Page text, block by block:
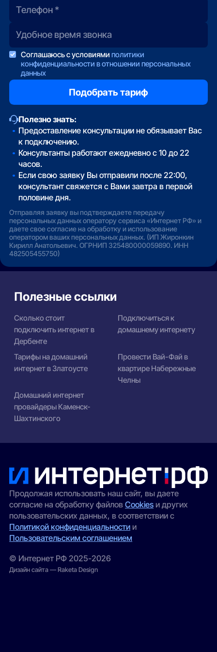
Соглашаюсь с условиями политики
конфиденциальности в отношении персональных
данных
Полезно знать:
Предоставление консультации не обязывает Вас
к подключению.
Консультанты работают ежедневно с 10 до 22
часов.
Если свою заявку Вы отправили после 22:00,
консультант свяжется с Вами завтра в первой
половине дня.
Отправляя заявку вы подтверждаете передачу
персональных данных оператору сервиса «Интернет РФ» и
даете свое согласие на обработку и использование
оператором ваших персональных данных. (ИП Жиронкин
Кирилл Анатольевич. ОГРНИП 325480000059890. ИНН
482505455750)
Полезные ссылки
Сколько стоит
подключить интернет в
Дербенте
Подключиться к
домашнему интернету
Тарифы на домашний
интернет в Златоусте
Провести Вай-Фай в
квартире Набережные
Челны
Домашний интернет
провайдеры Каменск-
Шахтинского
Продолжая использовать наш сайт, вы даете
согласие на обработку файловCookies и других
пользовательских данных, в соответствии с
Политикой конфиденциальности и
Пользовательским соглашением
© Интернет РФ 2025-2026
Дизайн сайта — Raketa Design